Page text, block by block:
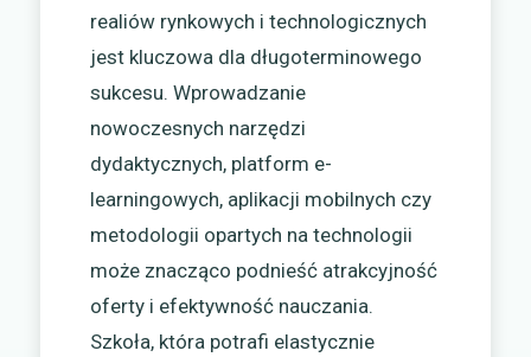
realiów rynkowych i technologicznych
jest kluczowa dla długoterminowego
sukcesu. Wprowadzanie
nowoczesnych narzędzi
dydaktycznych, platform e-
learningowych, aplikacji mobilnych czy
metodologii opartych na technologii
może znacząco podnieść atrakcyjność
oferty i efektywność nauczania.
Szkoła, która potrafi elastycznie